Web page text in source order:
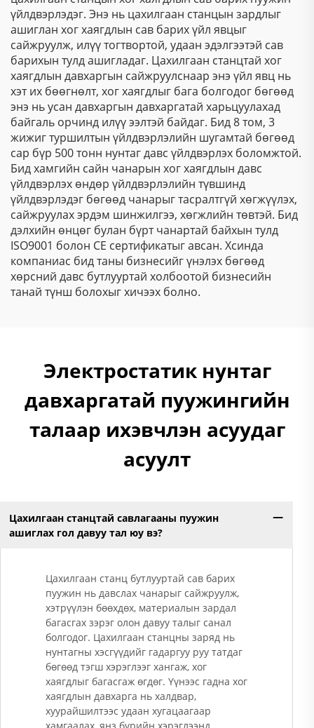
үйлдвэрлэдэг. Энэ нь цахилгаан станцын зардлыг
ашиглан хог хаягдлын сав барих үйл явцыг
сайжруулж, илүү тогтвортой, удаан эдэлгээтэй сав
барихын тулд ашигладаг. Цахилгаан станцтай хог
хаягдлын давхаргын сайжруулснаар энэ үйл явц нь
хэт их бөөгнөлт, хог хаягдлыг бага болгодог бөгөөд
энэ нь усан давхаргын давхаргатай харьцуулахад
байгаль орчинд илүү ээлтэй байдаг. Бид 8 том, 3
жижиг туршилтын үйлдвэрлэлийн шугамтай бөгөөд
сар бүр 500 тонн нунтаг давс үйлдвэрлэх боломжтой.
Бид хамгийн сайн чанарын хог хаягдлын давс
үйлдвэрлэх өндөр үйлдвэрлэлийн түвшинд
үйлдвэрлэдэг бөгөөд чанарыг тасралтгүй хөгжүүлэх,
сайжруулах эрдэм шинжилгээ, хөгжлийн төвтэй. Бид
дэлхийн өнцөг булан бүрт чанартай байхын тулд
ISO9001 болон CE сертификатыг авсан. Хсинда
компаниас бид таны бизнесийг үнэлэх бөгөөд
хөрсний давс бутлууртай холбоотой бизнесийн
танай түнш болохыг хичээх болно.
Электростатик нунтаг
давхаргатай пуужингийн
талаар ихэвчлэн асуудаг
асуулт
Цахилгаан станцтай савлагааны пуужин
ашиглах гол давуу тал юу вэ?
Цахилгаан станц бутлууртай сав барих
пуужин нь давслах чанарыг сайжруулж,
хэтрүүлэн бөөхдөх, материалын зардал
багасгах зэрэг олон давуу талыг санал
болгодог. Цахилгаан станцны заряд нь
нунтагны хэсгүүдийг гадаргуу руу татдаг
бөгөөд тэгш хэрэглээг хангаж, хог
хаягдлыг багасгаж өгдөг. Үүнээс гадна хог
хаягдлын давхарга нь халдвар,
хуурайшилтээс удаан хугацаагаар